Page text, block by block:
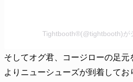
Tightbooth®︎(@tightbooth)が
そしてオグ君、コージローの足元
よりニューシューズが到着してお